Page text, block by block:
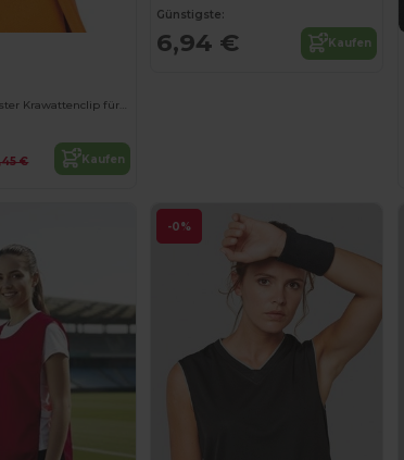
Eleganter Polyester Krawattenclip für Herren
€ Kaufen
Günstigste:
6,94 €
Kaufen
-0%